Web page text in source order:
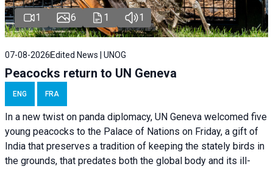
1 6 1 1
07-08-2026 Edited News | UNOG
Peacocks return to UN Geneva
ENG FRA
In a new twist on panda diplomacy, UN Geneva welcomed five
young peacocks to the Palace of Nations on Friday, a gift of
India that preserves a tradition of keeping the stately birds in
the grounds, that predates both the global body and its ill-